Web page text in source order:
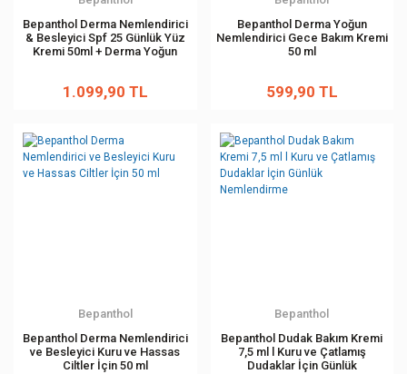
Bepanthol Derma Nemlendirici
& Besleyici Spf 25 Günlük Yüz
Kremi 50ml + Derma Yoğun
1.099,90 TL
Bepanthol Derma Yoğun
Nemlendirici Gece Bakım Kremi
50 ml
599,90 TL
Bepanthol
Bepanthol Derma Nemlendirici
ve Besleyici Kuru ve Hassas
Ciltler İçin 50 ml
Bepanthol
Bepanthol Dudak Bakım Kremi
7,5 ml l Kuru ve Çatlamış
Dudaklar İçin Günlük